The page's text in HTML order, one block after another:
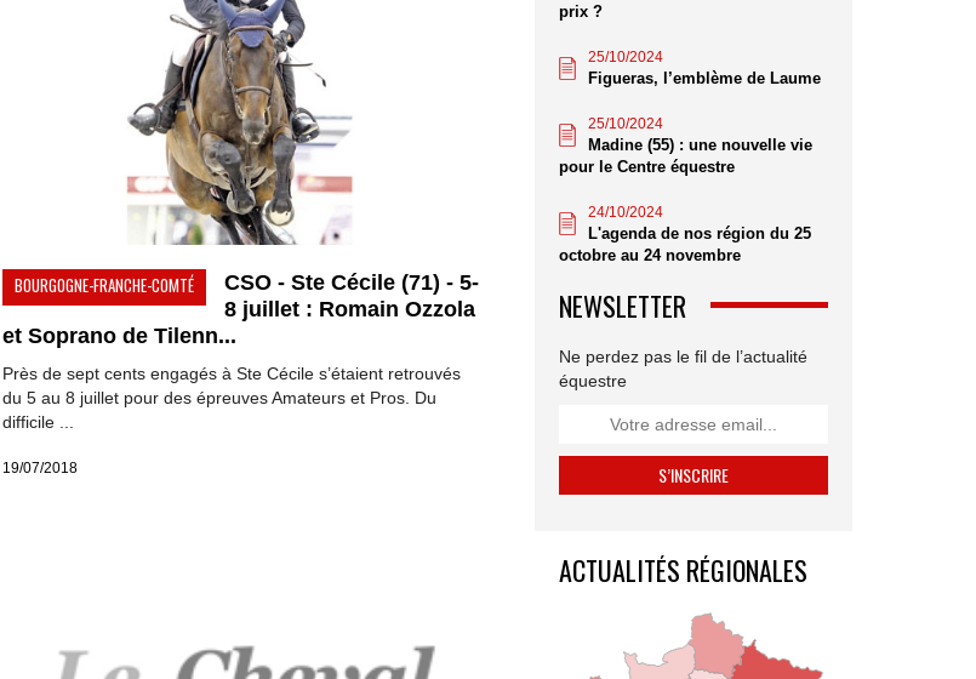
BOURGOGNE-FRANCHE-COMTÉ
CSO - Ste Cécile (71) - 5-
8 juillet : Romain Ozzola
et Soprano de Tilenn...
Près de sept cents engagés à Ste Cécile s’étaient retrouvés
du 5 au 8 juillet pour des épreuves Amateurs et Pros. Du
difficile ...
19/07/2018
prix ?
25/10/2024
Figueras, l’emblème de Laume
25/10/2024
Madine (55) : une nouvelle vie
pour le Centre équestre
24/10/2024
L'agenda de nos région du 25
octobre au 24 novembre
NEWSLETTER
Ne perdez pas le fil de l’actualité
équestre
ACTUALITÉS RÉGIONALES